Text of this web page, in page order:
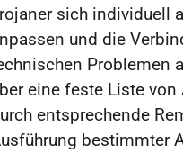
sich individuell
und die
Problemen
eine feste Liste
entsprechende
bestimmter